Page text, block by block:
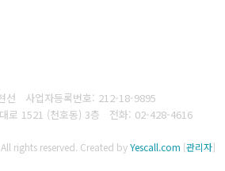
선 사업자등록번호: 212-18-9895
로 1521 (천호동) 3층 전화: 02-428-4616
rights reserved. Created byYescall.com [관리자]